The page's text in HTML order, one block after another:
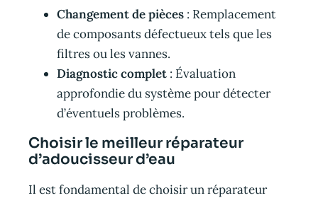
Changement de pièces : Remplacement
de composants défectueux tels que les
filtres ou les vannes.
Diagnostic complet : Évaluation
approfondie du système pour détecter
d’éventuels problèmes.
Choisir le meilleur réparateur
d’adoucisseur d’eau
Il est fondamental de choisir un réparateur